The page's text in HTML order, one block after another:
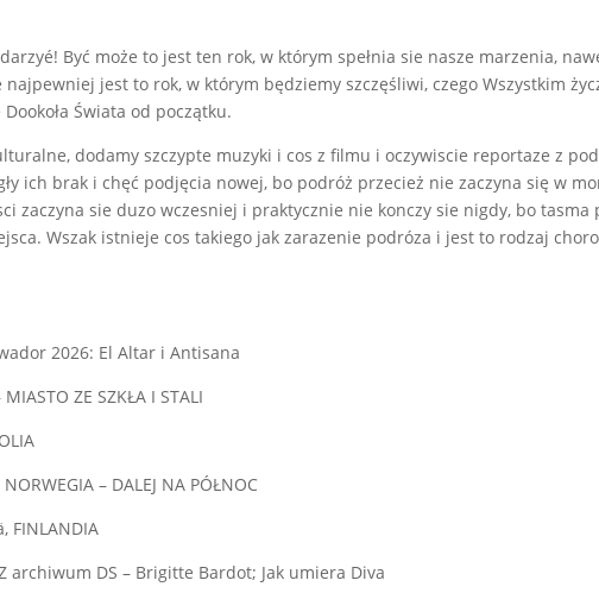
Być może to jest ten rok, w którym spełnia sie nasze marzenia,
jest to rok, w którym będziemy szczęśliwi, czego Wszystkim
Świata od początku.
dodamy szczypte muzyki i cos z filmu i oczywiscie reportaze z
ich brak i chęć podjęcia nowej, bo podróż przecież nie zaczyna się w
zaczyna sie duzo wczesniej i praktycznie nie konczy sie nigdy, bo
Wszak istnieje cos takiego jak zarazenie podróza i jest to rodzaj
2026: El Altar i Antisana
ZE SZKŁA I STALI
– DALEJ NA PÓŁNOC
FINLANDIA
archiwum DS – Brigitte Bardot; Jak umiera Diva